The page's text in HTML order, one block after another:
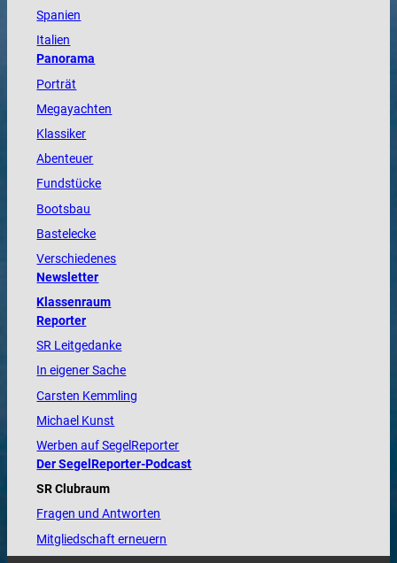
Spanien
Italien
Panorama
Porträt
Megayachten
Klassiker
Abenteuer
Fundstücke
Bootsbau
Bastelecke
Verschiedenes
Newsletter
Klassenraum
Reporter
SR Leitgedanke
In eigener Sache
Carsten Kemmling
Michael Kunst
Werben auf SegelReporter
Der SegelReporter-Podcast
SR Clubraum
Fragen und Antworten
Mitgliedschaft erneuern